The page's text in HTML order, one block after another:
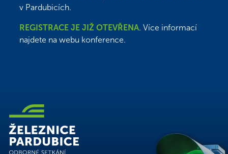
v Pardubicích.
REGISTRACE JE JIŽ OTEVŘENA. Více informací
najdete na webu konference.